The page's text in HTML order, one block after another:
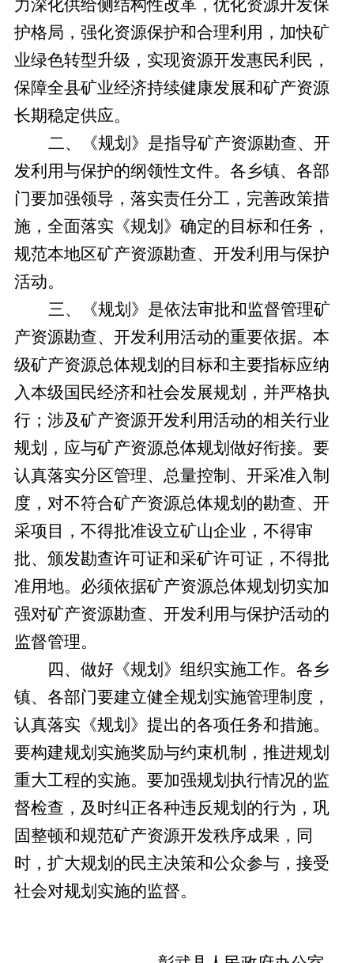
力深化供给侧结构性改革，优化资源开发保
护格局，强化资源保护和合理利用，加快矿
业绿色转型升级，实现资源开发惠民利民，
保障全县矿业经济持续健康发展和矿产资源
长期稳定供应。
二、《规划》是指导矿产资源勘查、开
发利用与保护的纲领性文件。各乡镇、 各部
门要加强领导，落实责任分工，完善政策措
施，全面落实《规划》确定的目标和任务，
规范本地区矿产资源勘查、开发利用与保护
活动。
三、《规划》是依法审批和监督管理矿
产资源勘查、开发利用活动的重要依据。 本
级矿产资源总体规划的目标和主要指标应纳
入本级国民经济和社会发展规划，并严格执
行；涉及矿产资源开发利用活动的相关行业
规划，应与矿产资源总体规划做好衔接。要
认真落实分区管理、总量控制、开采准入制
度，对不符合矿产资源总体规划的勘查、开
采项目，不得批准设立矿山企业，不得审
批、颁发勘查许可证和采矿许可证，不得批
准用地。必须依据矿产资源总体规划切实加
强对矿产资源勘查、开发利用与保护活动的
监督管理。
四、做好《规划》组织实施工作。各乡
镇、 各部门要建立健全规划实施管理制度，
认真落实《规划》提出的各项任务和措施。
要构建规划实施奖励与约束机制，推进规划
重大工程的实施。要加强规划执行情况的监
督检查，及时纠正各种违反规划的行为，巩
固整顿和规范矿产资源开发秩序成果，同
时，扩大规划的民主决策和公众参与，接受
社会对规划实施的监督。